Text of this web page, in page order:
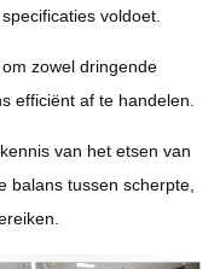
voldoet.
zowel dringende
efficiënt af te handelen.
van het etsen van
balans tussen scherpte,